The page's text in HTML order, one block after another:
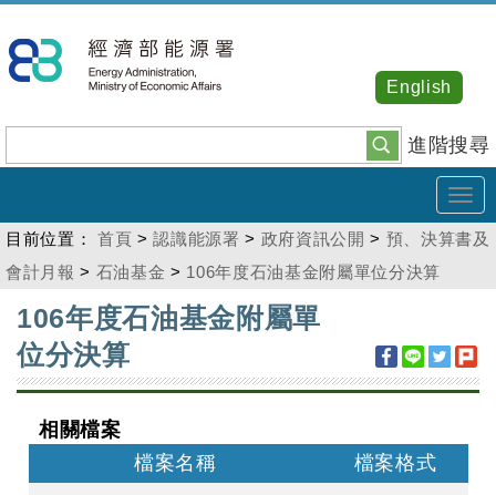
到
主
內
容
進階搜尋
English
目前位置： 首頁 >認識能源署 > 政府資訊公開 > 預、決算書及
會計月報 > 石油基金 > 106年度石油基金附屬單位分決算
106年度石油基金附屬單
位分決算
相關檔案
檔案名稱
檔案格式